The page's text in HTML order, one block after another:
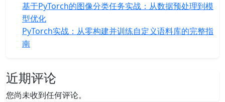
基于PyTorch的图像分类任务实战：从数据预处理到模
型优化
PyTorch实战：从零构建并训练自定义语料库的完整指
南
近期评论
您尚未收到任何评论。